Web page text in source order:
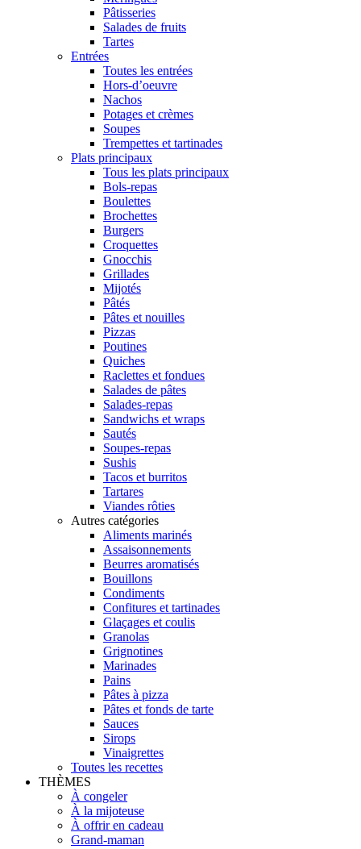
Pâtisseries
Salades de fruits
Tartes
Entrées
Toutes les entrées
Hors-d’oeuvre
Nachos
Potages et crèmes
Soupes
Trempettes et tartinades
Plats principaux
Tous les plats principaux
Bols-repas
Boulettes
Brochettes
Burgers
Croquettes
Gnocchis
Grillades
Mijotés
Pâtés
Pâtes et nouilles
Pizzas
Poutines
Quiches
Raclettes et fondues
Salades de pâtes
Salades-repas
Sandwichs et wraps
Sautés
Soupes-repas
Sushis
Tacos et burritos
Tartares
Viandes rôties
Autres catégories
Aliments marinés
Assaisonnements
Beurres aromatisés
Bouillons
Condiments
Confitures et tartinades
Glaçages et coulis
Granolas
Grignotines
Marinades
Pains
Pâtes à pizza
Pâtes et fonds de tarte
Sauces
Sirops
Vinaigrettes
Toutes les recettes
THÈMES
À congeler
À la mijoteuse
À offrir en cadeau
Grand-maman